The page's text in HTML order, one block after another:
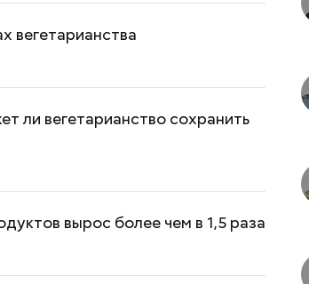
вегетарианства
ли вегетарианство сохранить
вырос более чем в 1,5 раза